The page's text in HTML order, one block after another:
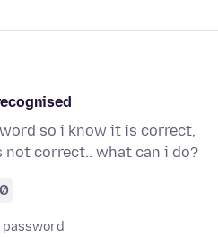
so i know it is correct,
correct.. what can i do?